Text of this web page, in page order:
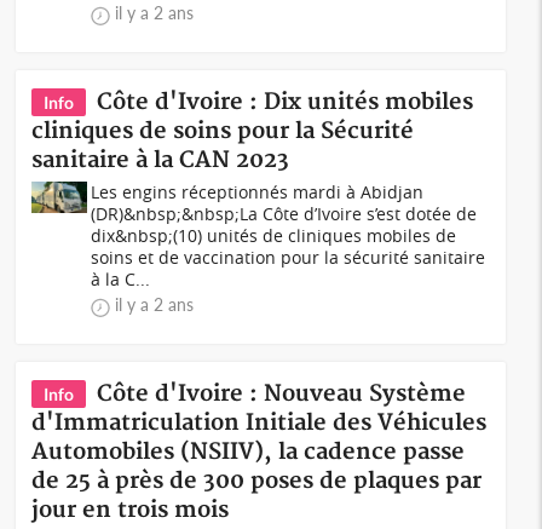
il y a 2 ans
Info
Côte d'Ivoire : Dix unités mobiles
cliniques de soins pour la Sécurité
sanitaire à la CAN 2023
Les engins réceptionnés mardi à Abidjan
(DR)&nbsp;&nbsp;La Côte d’Ivoire s’est dotée de
dix&nbsp;(10) unités de cliniques mobiles de
soins et de vaccination pour la sécurité sanitaire
à la C...
il y a 2 ans
Info
Côte d'Ivoire : Nouveau Système
d'Immatriculation Initiale des Véhicules
Automobiles (NSIIV), la cadence passe
de 25 à près de 300 poses de plaques par
jour en trois mois